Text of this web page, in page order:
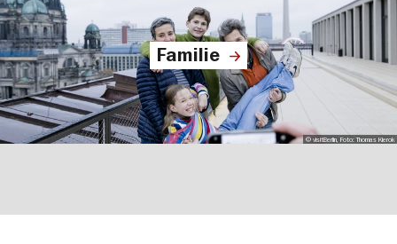
Familie
© visitBerlin, Foto: Thomas Kierok